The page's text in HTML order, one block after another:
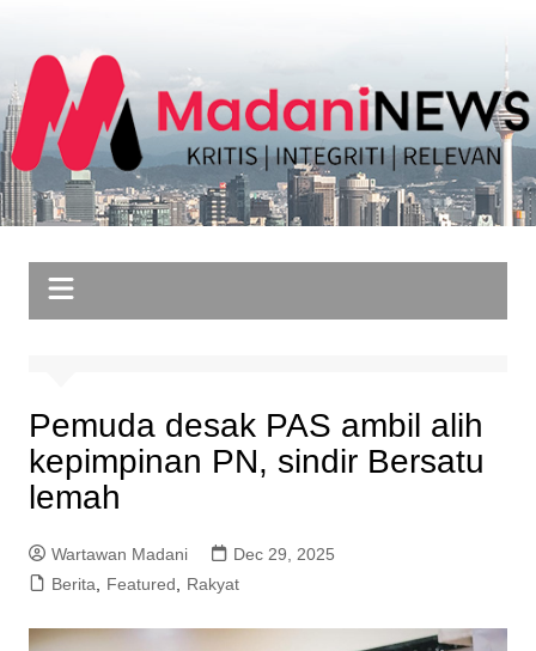
content
Pemuda desak PAS ambil alih
kepimpinan PN, sindir Bersatu
lemah
Wartawan Madani
Dec 29, 2025
Berita, Featured, Rakyat